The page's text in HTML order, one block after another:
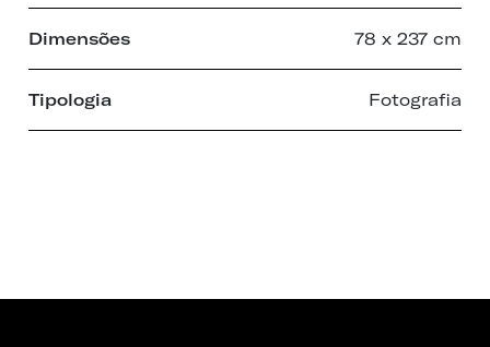
Dimensões 78 x 237 cm
Tipologia Fotografia